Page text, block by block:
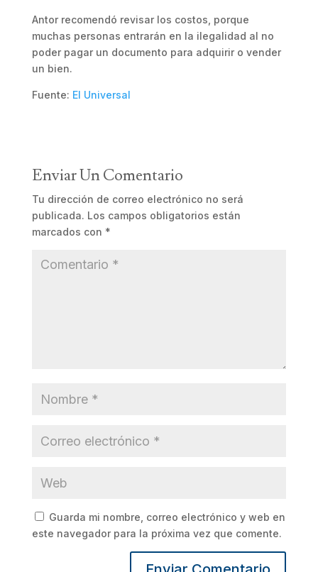
Antor recomendó revisar los costos, porque
muchas personas entrarán en la ilegalidad al no
poder pagar un documento para adquirir o vender
un bien.
Fuente: El Universal
Enviar Un Comentario
Tu dirección de correo electrónico no será
publicada. Los campos obligatorios están
marcados con *
Guarda mi nombre, correo electrónico y web en
este navegador para la próxima vez que comente.